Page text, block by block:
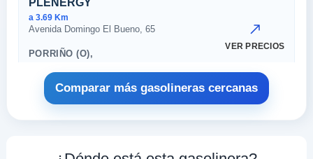
PLENERGY
a 3.69 Km
Avenida Domingo El Bueno, 65
PORRIÑO (O),
VER PRECIOS
PLENERGY
a 3.73 Km
Comparar más gasolineras cercanas